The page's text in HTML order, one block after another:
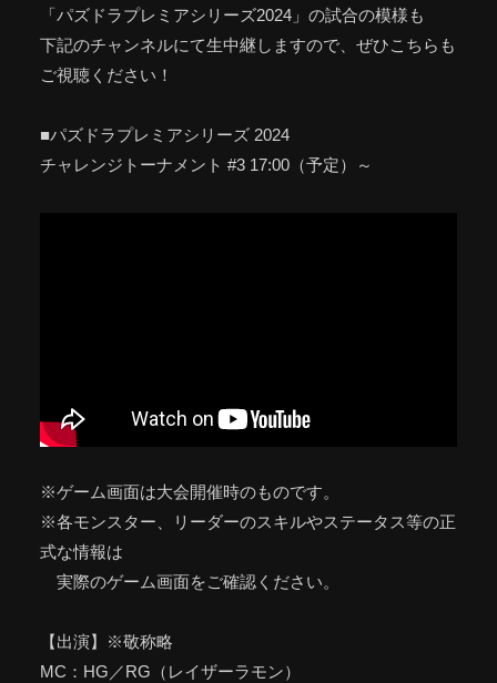
「パズドラプレミアシリーズ2024」の試合の模様も
下記のチャンネルにて生中継しますので、ぜひこちらも
ご視聴ください！
■パズドラプレミアシリーズ 2024
チャレンジトーナメント #3 17:00（予定）～
※ゲーム画面は大会開催時のものです。
※各モンスター、リーダーのスキルやステータス等の正
式な情報は
実際のゲーム画面をご確認ください。
【出演】※敬称略
MC：HG／RG（レイザーラモン）